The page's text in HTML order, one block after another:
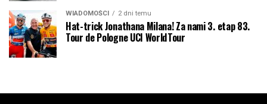
WIADOMOŚCI 2 dni temu
Hat-trick Jonathana Milana! Za nami 3. etap 83.
Tour de Pologne UCI WorldTour